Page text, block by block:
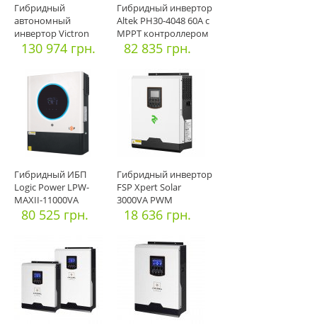
Гибридный
автономный
инвертор Victron
Energy EasySolar
130 974 грн.
Гибридный инвертор
Altek PH30-4048 60А c
MPPT контроллером
82 835 грн.
Гибридный ИБП
Logic Power LPW-
MAXII-11000VA
(11000Вт) MPPT 1
80 525 грн.
Гибридный инвертор
FSP Xpert Solar
3000VA PWM
18 636 грн.